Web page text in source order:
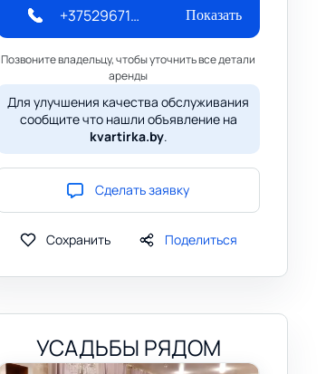
+375296712080 Показать
Позвоните владельцу, чтобы уточнить все детали
аренды
Для улучшения качества обслуживания
сообщите что нашли объявление на
kvartirka.by.
Сделать заявку
Сохранить Поделиться
УСАДЬБЫ РЯДОМ